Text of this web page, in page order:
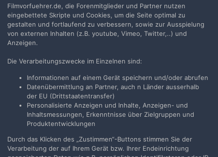
lieber. Auch wenn evtl. ein paar Prozent Filmbild
fehlen.
VORHERIGE Seite 1 von 20
Filmvorführer.de via Google durchsuchen:
Filmvorfuehrer.de, die Forenmitglieder und Partner nutzen
eingebettete Skripte und Cookies, um die Seite optimal zu
gestalten und fortlaufend zu verbessern, sowie zur Ausspielung
von externen Inhalten (z.B. youtube, Vimeo, Twitter,..) und
Anzeigen.
Die Verarbeitungszwecke im Einzelnen sind:
Informationen auf einem Gerät speichern und/oder abrufen
Datenübermittlung an Partner, auch n Länder ausserhalb
der EU (Drittstaatentransfer)
Personalisierte Anzeigen und Inhalte, Anzeigen- und
Inhaltsmessungen, Erkenntnisse über Zielgruppen und
Produktentwicklungen
Durch das Klicken des „Zustimmen“-Buttons stimmen Sie der
Verarbeitung der auf Ihrem Gerät bzw. Ihrer Endeinrichtung